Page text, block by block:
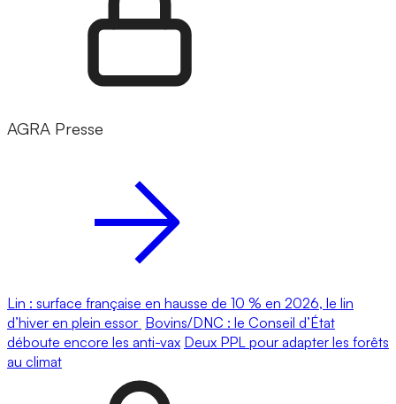
AGRA Presse
Lin : surface française en hausse de 10 % en 2026, le lin
d’hiver en plein essor Bovins/DNC : le Conseil d’État
déboute encore les anti-vax Deux PPL pour adapter les forêts
au climat